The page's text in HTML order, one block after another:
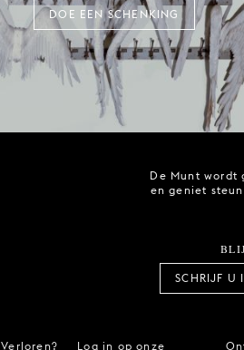
DOE EEN SCHENKING
De Munt wordt
en geniet
SCHRIJF U
Verloren? Log in op onze